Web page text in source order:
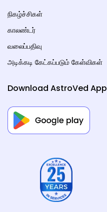
நிகழ்ச்சிகள்
காலண்டர்
வலைப்பதிவு
அடிக்கடி கேட்கப்படும் கேள்விகள்
Download AstroVed App